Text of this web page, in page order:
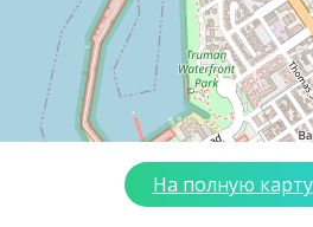
На полную карту